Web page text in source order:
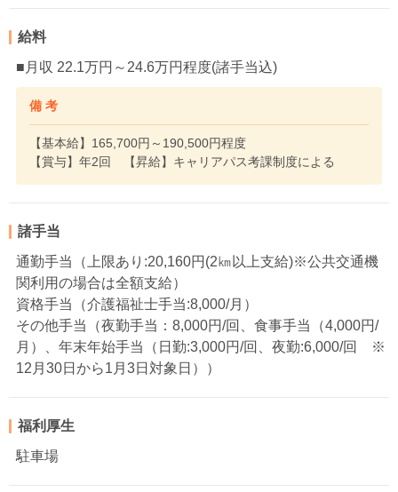
給料
■月収 22.1万円～24.6万円程度(諸手当込)
備 考
【基本給】165,700円～190,500円程度
【賞与】年2回 【昇給】キャリアパス考課制度による
諸手当
通勤手当（上限あり:20,160円(2㎞以上支給)※公共交通機
関利用の場合は全額支給）
資格手当（介護福祉士手当:8,000/月）
その他手当（夜勤手当：8,000円/回、食事手当（4,000円/
月）、年末年始手当（日勤:3,000円/回、夜勤:6,000/回 ※
12月30日から1月3日対象日））
福利厚生
駐車場